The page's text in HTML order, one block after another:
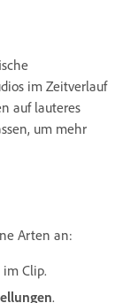
im Zeitverlauf
auf lauteres
um mehr
Arten an:
Clip.
.